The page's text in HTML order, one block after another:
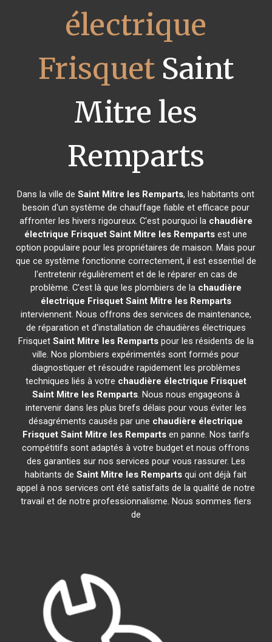
électrique
FrisquetSaint
Mitre les
Remparts
Dans la ville deSaint Mitre les Remparts, les habitants ont
besoin d'un système de chauffage fiable et efficace pour
affronter les hivers rigoureux. C'est pourquoi la chaudière
électrique Frisquet Saint Mitre les Remparts est une
option populaire pour les propriétaires de maison. Mais pour
que ce système fonctionne correctement, il est essentiel de
l'entretenir régulièrement et de le réparer en cas de
problème. C'est là que les plombiers de la chaudière
électrique Frisquet Saint Mitre les Remparts
interviennent. Nous offrons des services de maintenance,
de réparation et d'installation de chaudières électriques
Frisquet Saint Mitre les Rempartspour les résidents de la
ville. Nos plombiers expérimentés sont formés pour
diagnostiquer et résoudre rapidement les problèmes
techniques liés à votre chaudière électrique Frisquet
Saint Mitre les Remparts. Nous nous engageons à
intervenir dans les plus brefs délais pour vous éviter les
désagréments causés par une chaudière électrique
Frisquet Saint Mitre les Rempartsen panne. Nos tarifs
compétitifs sont adaptés à votre budget et nous offrons
des garanties sur nos services pour vous rassurer. Les
habitants deSaint Mitre les Remparts qui ont déjà fait
appel à nos services ont été satisfaits de la qualité de notre
travail et de notre professionnalisme. Nous sommes fiers
de